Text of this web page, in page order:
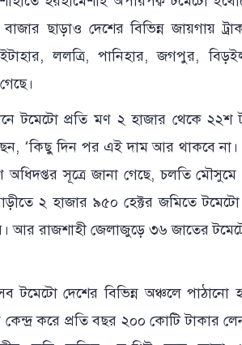
ছাড়াও দেশের বিভিন্ন জায়গায়
ললত্রি, পানিহার, জগপুর,
টমেটো প্রতি মণ ২ হাজার থেকে ২২শ
‘কিছু দিন পর এই দাম আর থাকবে না।
অধিদপ্তর সূত্রে জানা গেছে, চলতি
২ হাজার ৯৫০ হেক্টর জমিতে
আর রাজশাহী জেলাজুড়ে ৩৬ জাতের
টমেটো দেশের বিভিন্ন অঞ্চলে পাঠানো
করে প্রতি বছর ২০০ কোটি টাকার